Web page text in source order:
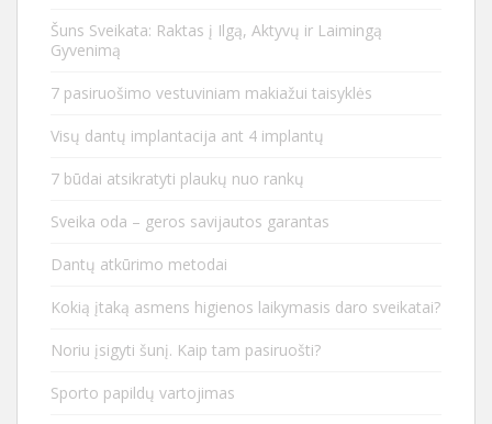
Šuns Sveikata: Raktas į Ilgą, Aktyvų ir Laimingą
Gyvenimą
7 pasiruošimo vestuviniam makiažui taisyklės
Visų dantų implantacija ant 4 implantų
7 būdai atsikratyti plaukų nuo rankų
Sveika oda – geros savijautos garantas
Dantų atkūrimo metodai
Kokią įtaką asmens higienos laikymasis daro sveikatai?
Noriu įsigyti šunį. Kaip tam pasiruošti?
Sporto papildų vartojimas